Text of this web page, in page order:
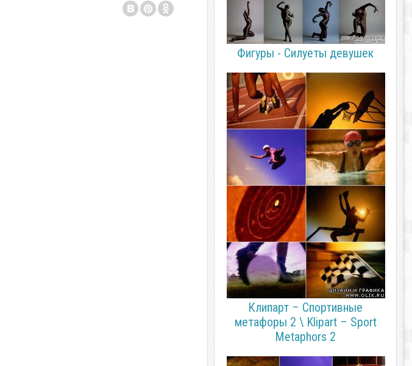
Фигуры - Силуеты девушек
Клипарт – Спортивные
метафоры 2 \ Klipart – Sport
Metaphors 2